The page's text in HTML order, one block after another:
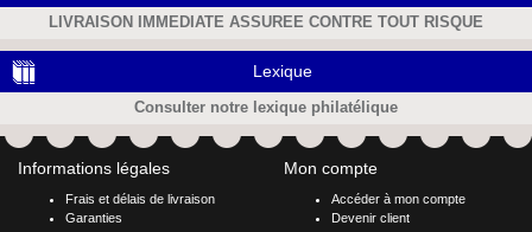
LIVRAISON IMMEDIATE ASSUREE CONTRE TOUT RISQUE
Lexique
Consulter notre lexique philatélique
Informations légales
Frais et délais de livraison
Garanties
Mon compte
Accéder à mon compte
Devenir client